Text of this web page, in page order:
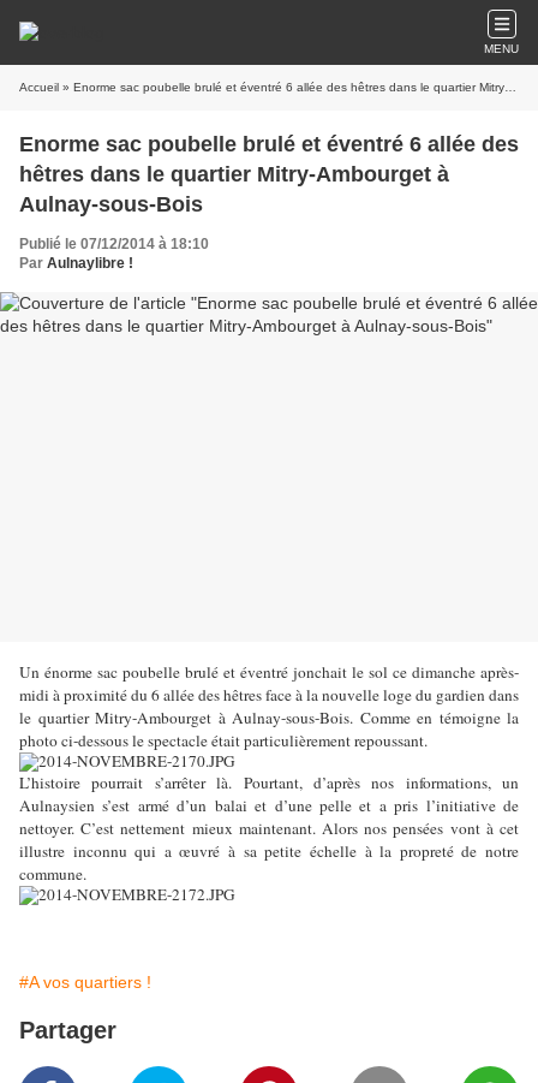
MENU
Accueil » Enorme sac poubelle brulé et éventré 6 allée des hêtres dans le quartier Mitry-Ambourget à Aulnay-sous-Bois
Enorme sac poubelle brulé et éventré 6 allée des
hêtres dans le quartier Mitry-Ambourget à
Aulnay-sous-Bois
Publié le 07/12/2014 à 18:10
Par Aulnaylibre !
Un énorme sac poubelle brulé et éventré jonchait le sol ce dimanche après-
midi à proximité du 6 allée des hêtres face à la nouvelle loge du gardien dans
le quartier Mitry-Ambourget à Aulnay-sous-Bois. Comme en témoigne la
photo ci-dessous le spectacle était particulièrement repoussant.
L’histoire pourrait s’arrêter là. Pourtant, d’après nos informations, un
Aulnaysien s’est armé d’un balai et d’une pelle et a pris l’initiative de
nettoyer. C’est nettement mieux maintenant. Alors nos pensées vont à cet
illustre inconnu qui a œuvré à sa petite échelle à la propreté de notre
commune.
#A vos quartiers !
Partager